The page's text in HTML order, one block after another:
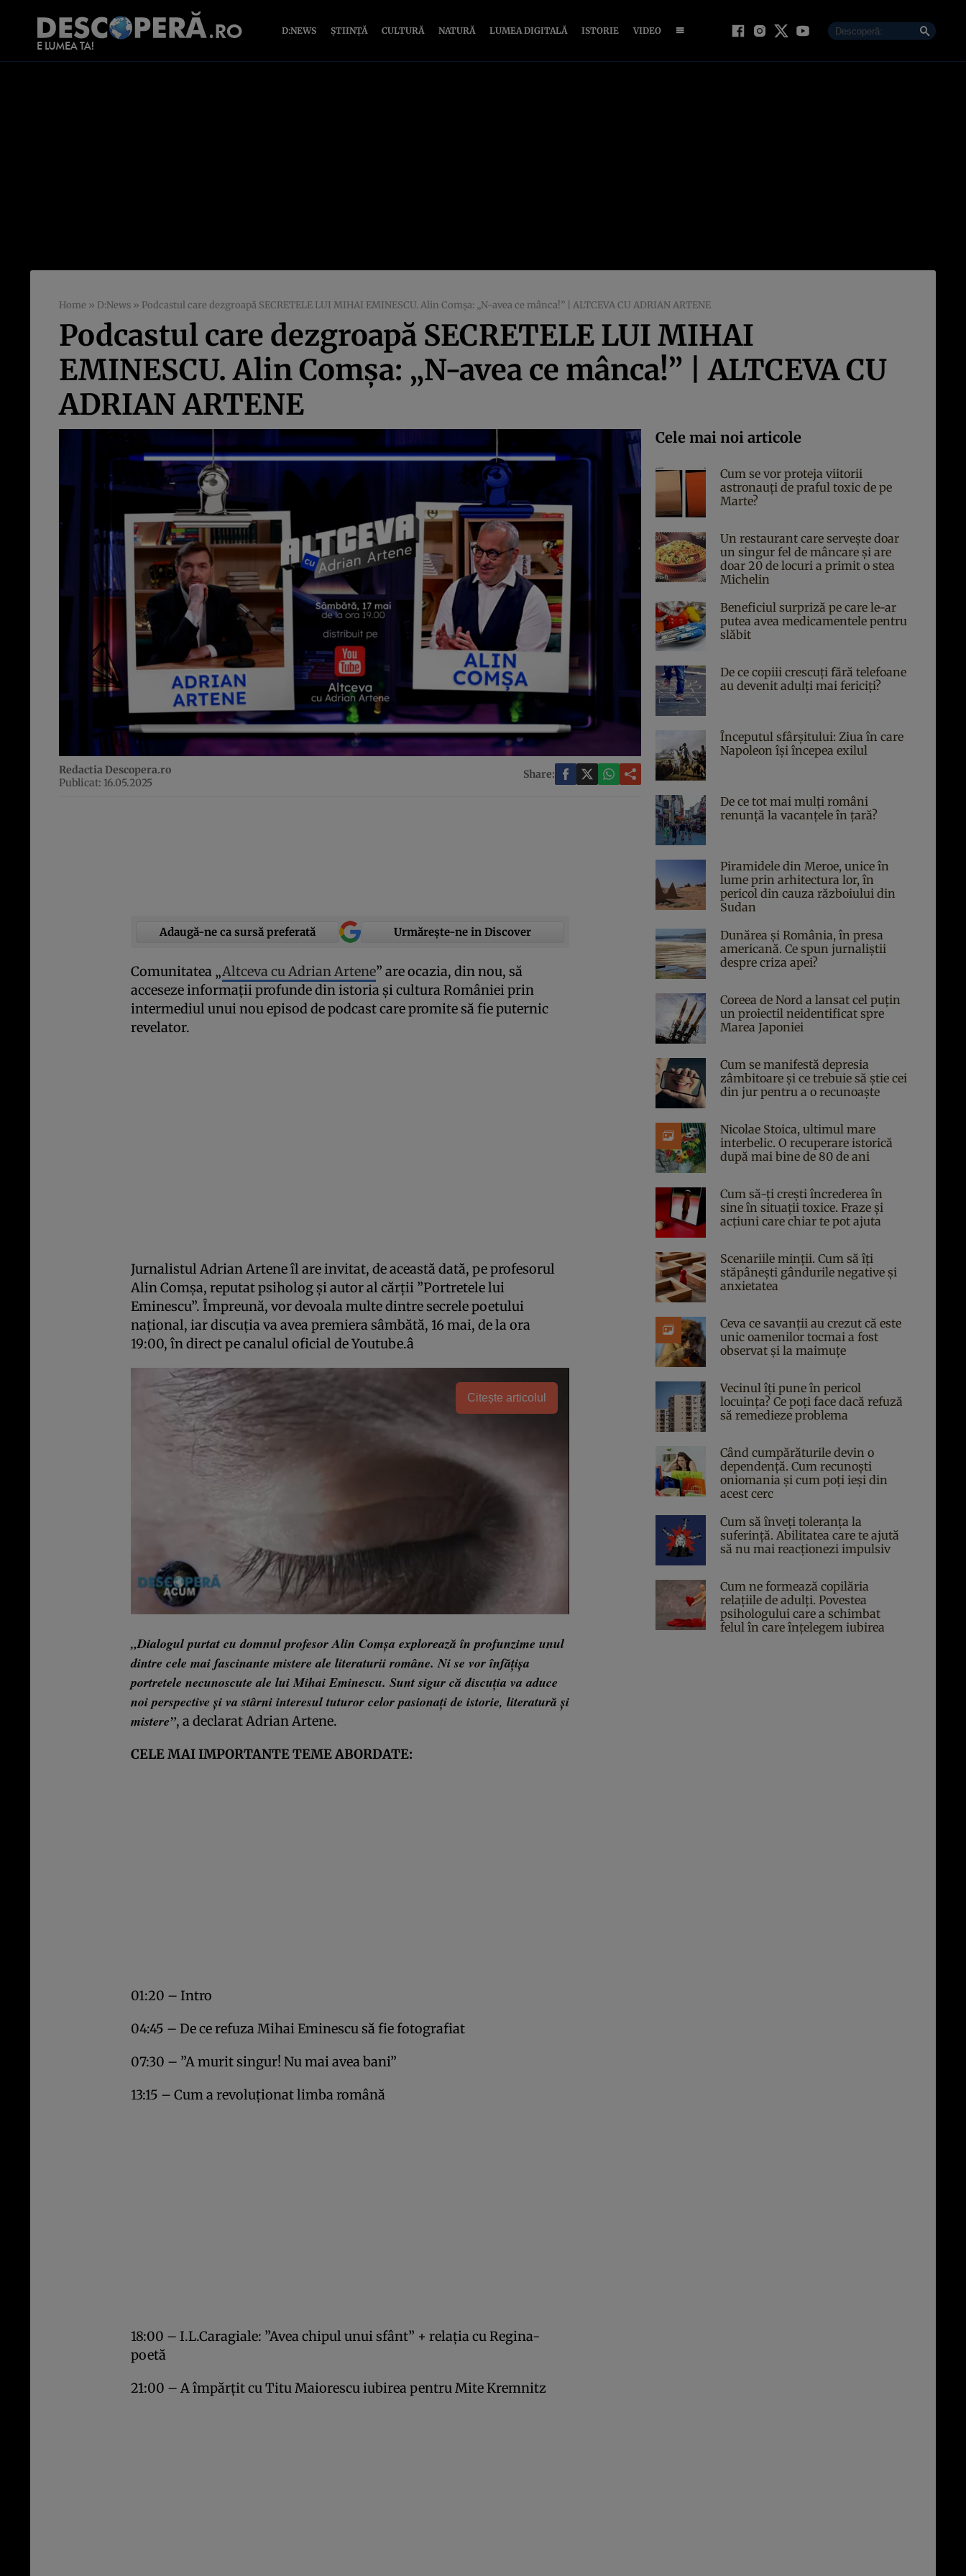
D:NEWS ȘTIINȚĂ CULTURĂ NATURĂ LUMEA DIGITALĂ ISTORIE VIDEO
Home » D:News » Podcastul care dezgroapă SECRETELE LUI MIHAI EMINESCU. Alin Comșa: „N-avea ce mânca!” | ALTCEVA CU ADRIAN ARTENE
Podcastul care dezgroapă SECRETELE LUI MIHAI
EMINESCU. Alin Comșa: „N-avea ce mânca!” | ALTCEVA CU
ADRIAN ARTENE
Redactia Descopera.ro
Publicat: 16.05.2025
Share:
Adaugă-ne ca sursă preferată Urmărește-ne in Discover
Comunitatea „Altceva cu Adrian Artene” are ocazia, din nou, să
acceseze informații profunde din istoria și cultura României prin
intermediul unui nou episod de podcast care promite să fie puternic
revelator.
Jurnalistul Adrian Artene îl are invitat, de această dată, pe profesorul
Alin Comșa, reputat psiholog și autor al cărții ”Portretele lui
Eminescu”. Împreună, vor devoala multe dintre secrele poetului
național, iar discuția va avea premiera sâmbătă, 16 mai, de la ora
19:00, în direct pe canalul oficial de Youtube.â
Citește articolul
„Dialogul purtat cu domnul profesor Alin Comșa explorează în profunzime unul
dintre cele mai fascinante mistere ale literaturii române. Ni se vor înfățișa
portretele necunoscute ale lui Mihai Eminescu. Sunt sigur că discuția va aduce
noi perspective și va stârni interesul tuturor celor pasionați de istorie, literatură și
mistere”, a declarat Adrian Artene.
CELE MAI IMPORTANTE TEME ABORDATE:
01:20 – Intro
04:45 – De ce refuza Mihai Eminescu să fie fotografiat
07:30 – ”A murit singur! Nu mai avea bani”
13:15 – Cum a revoluționat limba română
18:00 – I.L.Caragiale: ”Avea chipul unui sfânt” + relația cu Regina-
poetă
21:00 – A împărțit cu Titu Maiorescu iubirea pentru Mite Kremnitz
Cele mai noi articole
Cum se vor proteja viitorii
astronauți de praful toxic de pe
Marte?
Un restaurant care servește doar
un singur fel de mâncare și are
doar 20 de locuri a primit o stea
Michelin
Beneficiul surpriză pe care le-ar
putea avea medicamentele pentru
slăbit
De ce copiii crescuți fără telefoane
au devenit adulți mai fericiți?
Începutul sfârşitului: Ziua în care
Napoleon îşi începea exilul
De ce tot mai mulți români
renunță la vacanțele în țară?
Piramidele din Meroe, unice în
lume prin arhitectura lor, în
pericol din cauza războiului din
Sudan
Dunărea și România, în presa
americană. Ce spun jurnaliștii
despre criza apei?
Coreea de Nord a lansat cel puțin
un proiectil neidentificat spre
Marea Japoniei
Cum se manifestă depresia
zâmbitoare și ce trebuie să știe cei
din jur pentru a o recunoaște
Nicolae Stoica, ultimul mare
interbelic. O recuperare istorică
după mai bine de 80 de ani
Cum să-ți crești încrederea în
sine în situații toxice. Fraze și
acțiuni care chiar te pot ajuta
Scenariile minții. Cum să îți
stăpânești gândurile negative și
anxietatea
Ceva ce savanții au crezut că este
unic oamenilor tocmai a fost
observat și la maimuțe
Vecinul îți pune în pericol
locuința? Ce poți face dacă refuză
să remedieze problema
Când cumpărăturile devin o
dependență. Cum recunoști
oniomania și cum poți ieși din
acest cerc
Cum să înveți toleranța la
suferință. Abilitatea care te ajută
să nu mai reacționezi impulsiv
Cum ne formează copilăria
relațiile de adulți. Povestea
psihologului care a schimbat
felul în care înțelegem iubirea